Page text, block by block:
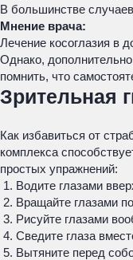
В большинстве
Мнение врача:
Лечение косоглазия в
Однако,
помнить, что
Зрительная
Как избавиться от
комплекса
простых упражнений:
Водите глазами
Вращайте глазами
Рисуйте глазами
Сведите глаза
Вытяните перед